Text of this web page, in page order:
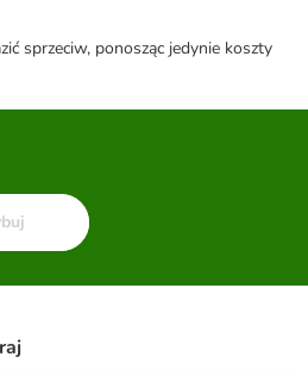
sprzeciw, ponosząc jedynie koszty